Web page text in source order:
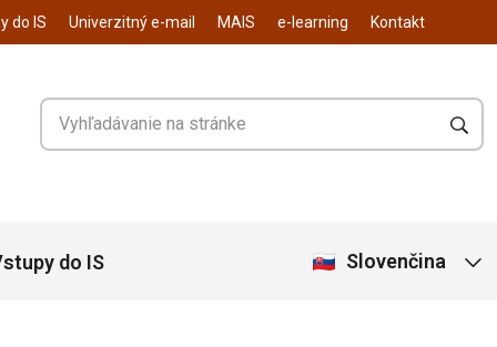
do IS Univerzitný e-mail MAIS e-learning Kontakt
do IS Slovenčina